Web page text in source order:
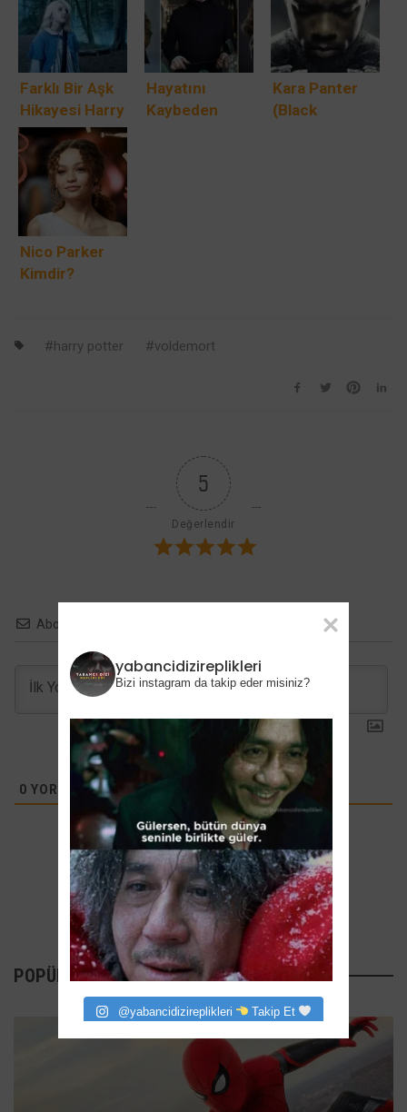
Farklı Bir Aşk
Hikayesi Harry
Potter’ı Daha
İyi Yapabilirdi
Hayatını
Kaybeden
Kara Panter
(Black
Nico Parker
Kimdir?
The Last Of
harry potter voldemort
5
Değerlendir
Abone ol
0 YORUMLAR
POPÜLER YAZILAR
yabancidizireplikleri
Bizi instagram da takip eder misiniz?
@yabancidizireplikleri Takip Et